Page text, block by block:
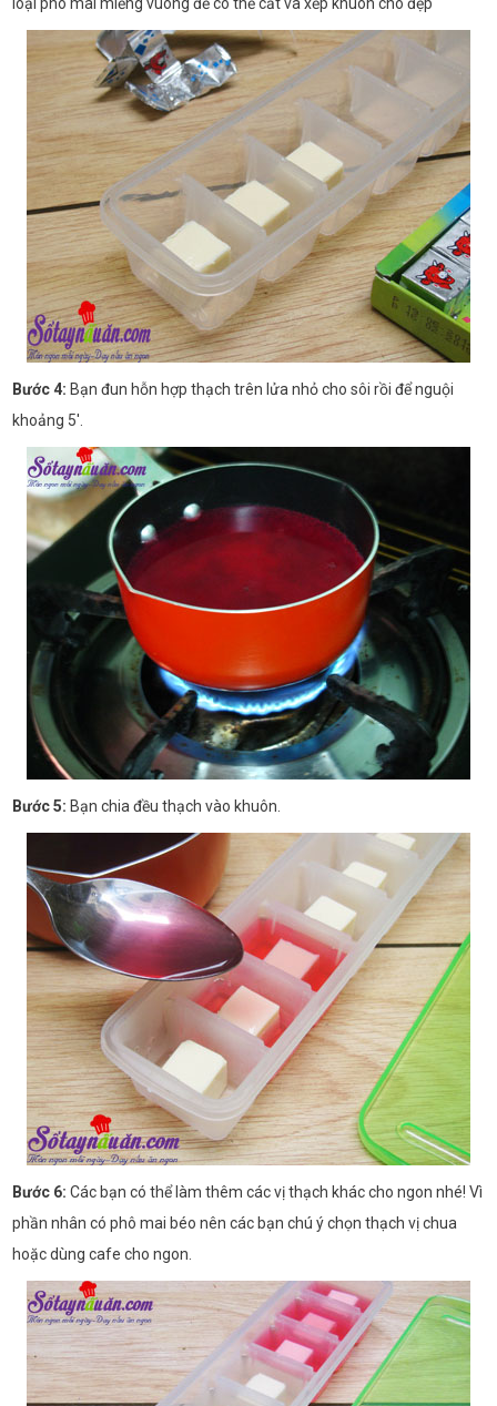
loại phô mai miếng vuông để có thể cắt và xếp khuôn cho đẹp
Bước 4: Bạn đun hỗn hợp thạch trên lửa nhỏ cho sôi rồi để nguội
khoảng 5'.
Bước 5: Bạn chia đều thạch vào khuôn.
Bước 6: Các bạn có thể làm thêm các vị thạch khác cho ngon nhé! Vì
phần nhân có phô mai béo nên các bạn chú ý chọn thạch vị chua
hoặc dùng cafe cho ngon.